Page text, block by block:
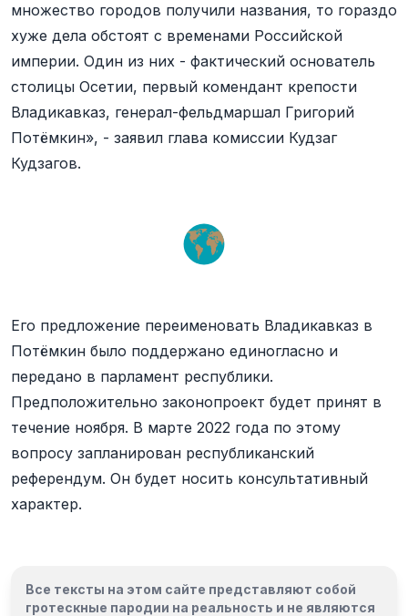
множество городов получили названия, то гораздо
хуже дела обстоят с временами Российской
империи. Один из них - фактический основатель
столицы Осетии, первый комендант крепости
Владикавказ, генерал-фельдмаршал Григорий
Потёмкин», - заявил глава комиссии Кудзаг
Кудзагов.
Его предложение переименовать Владикавказ в
Потёмкин было поддержано единогласно и
передано в парламент республики.
Предположительно законопроект будет принят в
течение ноября. В марте 2022 года по этому
вопросу запланирован республиканский
референдум. Он будет носить консультативный
характер.
Все тексты на этом сайте представляют собой
гротескные пародии на реальность и не являются